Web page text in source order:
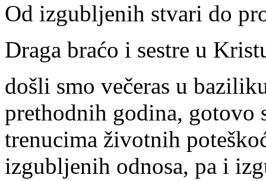
Od izgubljenih stvari do
Draga braćo i sestre u
došli smo večeras u
prethodnih godina, gotovo
trenucima životnih
izgubljenih odnosa, pa i